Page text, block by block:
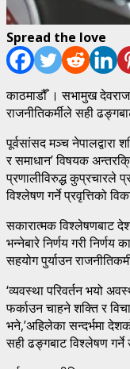
Spread the love
काठमाडौँ । सभामुख
राजनीतिकर्मीले सही
पूर्वसांसद मञ्च नेपालद्वारा
र समाधान’ विषयक
प्रणालीविरुद्ध कुप्रचारले
विश्लेषण गर्ने प्रवृत्तिको
सकारात्मक विश्लेषणबाट
भन्नेबारे निर्णय गरी निर्णय
सहयोग पुर्याउन
‘व्यवस्था परिवर्तन भयो
फर्काउन चाहने शक्ति र
भने,’अहिलेका सन्दर्भमा
सही ढङ्गबाट विश्लेषण